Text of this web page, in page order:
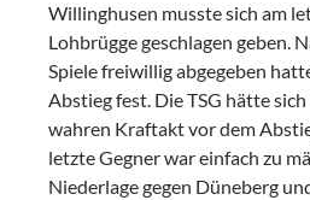
Willinghusen musste sich am
Lohbrügge geschlagen geben.
Spiele freiwillig abgegeben
Abstieg fest. Die TSG hätte
wahren Kraftakt vor dem
letzte Gegner war einfach zu
Niederlage gegen Düneberg